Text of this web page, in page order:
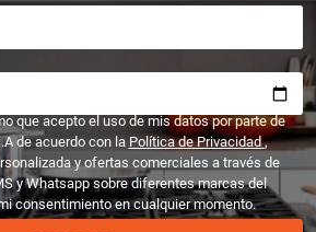
que acepto el uso de mis datos por parte de
de acuerdo con la Política de Privacidad,
y ofertas comerciales a través de
y Whatsapp sobre diferentes marcas del
consentimiento en cualquier momento.